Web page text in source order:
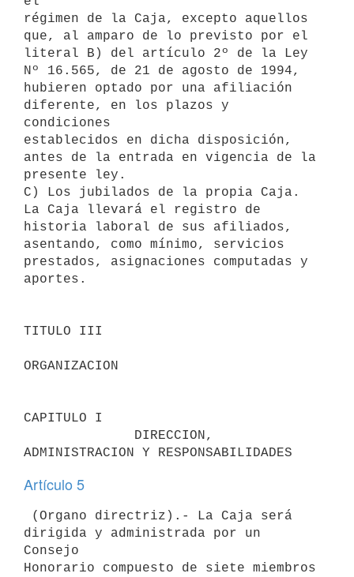
régimen de la Caja, excepto aquellos
que, al amparo de lo previsto por el
literal B) del artículo 2º de la Ley
Nº 16.565, de 21 de agosto de 1994,
hubieren optado por una afiliación
diferente, en los plazos y
condiciones
establecidos en dicha disposición,
antes de la entrada en vigencia de la
presente ley.
C) Los jubilados de la propia Caja.
La Caja llevará el registro de
historia laboral de sus afiliados,
asentando, como mínimo, servicios
prestados, asignaciones computadas y
aportes.
TITULO III
ORGANIZACION
CAPITULO I
Artículo 5
dirigida y administrada por un
Consejo
Honorario compuesto de siete miembros